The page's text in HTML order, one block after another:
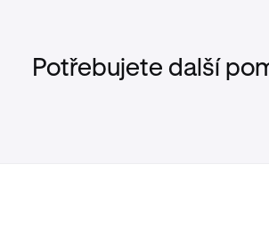
Potřebujete další